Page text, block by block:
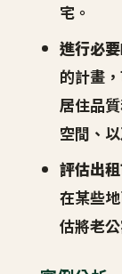
宅。
進行必
的計畫
居住品
空間、
評估出租
在某些
估將老